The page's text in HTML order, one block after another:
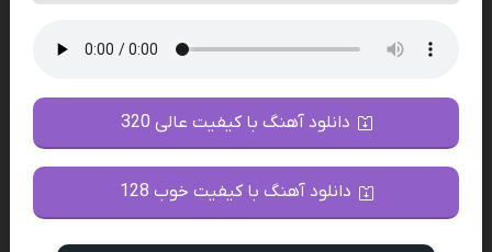
دانلود آهنگ با کیفیت عالی 320
دانلود آهنگ با کیفیت خوب 128